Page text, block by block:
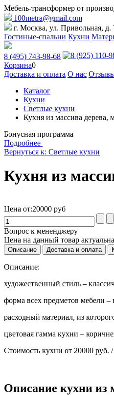
Мебель-трансформер от
100metra@gmail.com
г. Москва, ул. Привольная, д.
Гостиные-спальни Кухни
8 (495) 743-98-68
8 (925) 110-
Корзина0
Доставка и оплата О нас
Каталог
Кухни
Светлые кухни
Кухня из массива дерева,
Бонусная программа
Подробнее
Вернуться к: Светлые кухни
Кухня из
Цена от:20000 руб
Вопрос к мененджеру
Цена на данный товар
Описание Доставка и оплата
Описание:
художественный стиль –
форма всех предметов мебели
расходный материал, из
цветовая гамма кухни –
Стоимость кухни от 20000 руб.
Описание кухни из